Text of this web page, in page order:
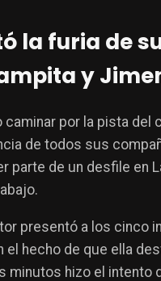
la furia de
y
por la pista del
de todos sus
parte de un desfile en
presentó a los cinco
el hecho de que ella
minutos hizo el intento